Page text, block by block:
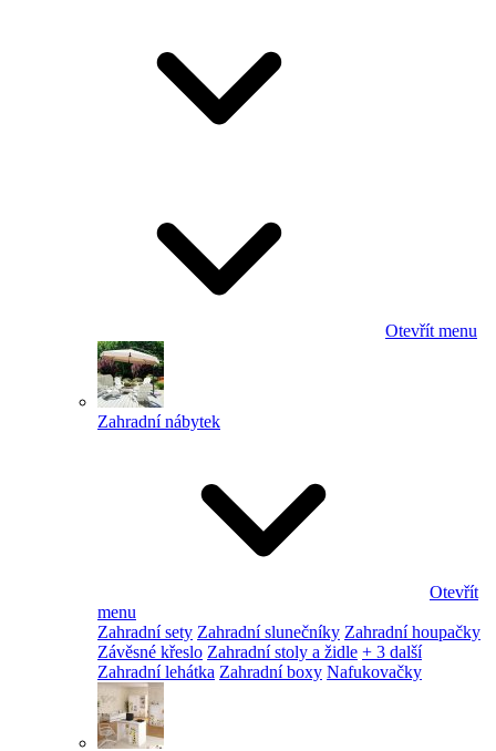
Otevřít menu
Zahradní nábytek
Otevřít
menu
Zahradní sety Zahradní slunečníky Zahradní houpačky
Závěsné křeslo Zahradní stoly a židle + 3 další
Zahradní lehátka Zahradní boxy Nafukovačky